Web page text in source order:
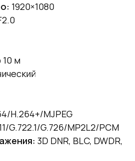
1920×1080
10 м
H.264+/MJPEG
G.722.1/G.726/MP2L2/PCM
3D DNR, BLC, DWDR,